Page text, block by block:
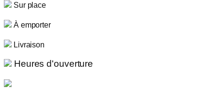
Sur place
À emporter
Livraison
Heures d'ouverture